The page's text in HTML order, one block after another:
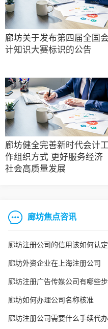
廊坊关于发布第四届全国会
计知识大赛标识的公告
廊坊健全完善新时代会计工
作组织方式 更好服务经济
社会高质量发展
廊坊焦点咨讯
廊坊注册公司的信用该如何认定
廊坊外资企业在上海注册公司
廊坊注册广告传媒公司有哪些
廊坊如何办理公司名称核准
廊坊注册公司需要什么手续代办